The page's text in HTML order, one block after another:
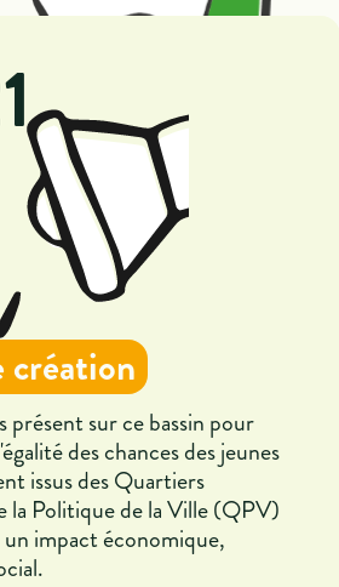
création
présent sur ce bassin pour
des chances des jeunes
issus des Quartiers
la Politique de la Ville (QPV)
impact économique,